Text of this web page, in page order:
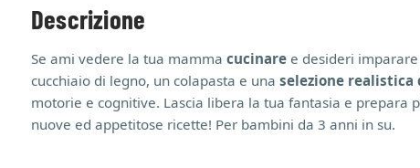
Descrizione
Se ami vedere la tua mamma cucinare e desideri
cucchiaio di legno, un colapasta e una selezione
motorie e cognitive. Lascia libera la tua fantasia e prepara
nuove ed appetitose ricette! Per bambini da 3 anni in su.